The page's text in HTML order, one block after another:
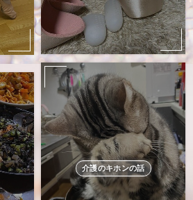
介護のキホンの話